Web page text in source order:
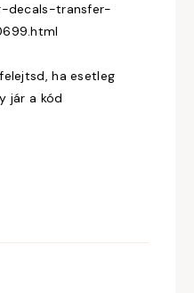
decals-transfer-
ha esetleg
jár a kód